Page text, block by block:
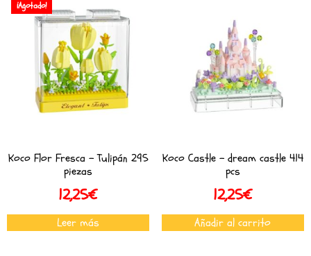
¡Agotado!
Koco Flor Fresca – Tulipán 295
piezas
12,25€
Leer más
Koco Castle – dream castle 414
pcs
12,25€
Añadir al carrito